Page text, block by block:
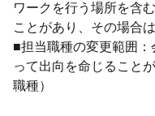
ワークを行う場所を含
ことがあり、その場合
■担当職種の変更範囲
って出向を命じること
職種）